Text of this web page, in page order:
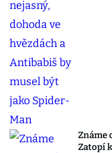
Známe
Zatopí